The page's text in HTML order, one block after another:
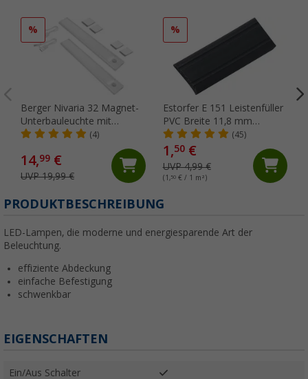
%
Berger Nivaria 32 Magnet-
Unterbauleuchte mit
Bewegungssensor 2er-Set
(4)
14,99 €
UVP 19,99 €
%
Estorfer E 151 Leistenfüller
PVC Breite 11,8 mm
Meterware schwarz
(45)
1,50€
UVP 4,99 €
(1,50€ / 1 m²)
PRODUKTBESCHREIBUNG
LED-Lampen, die moderne und energiesparende Art der
Beleuchtung.
effiziente Abdeckung
einfache Befestigung
schwenkbar
EIGENSCHAFTEN
Ein/Aus Schalter